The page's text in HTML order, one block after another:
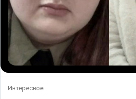
Интересное